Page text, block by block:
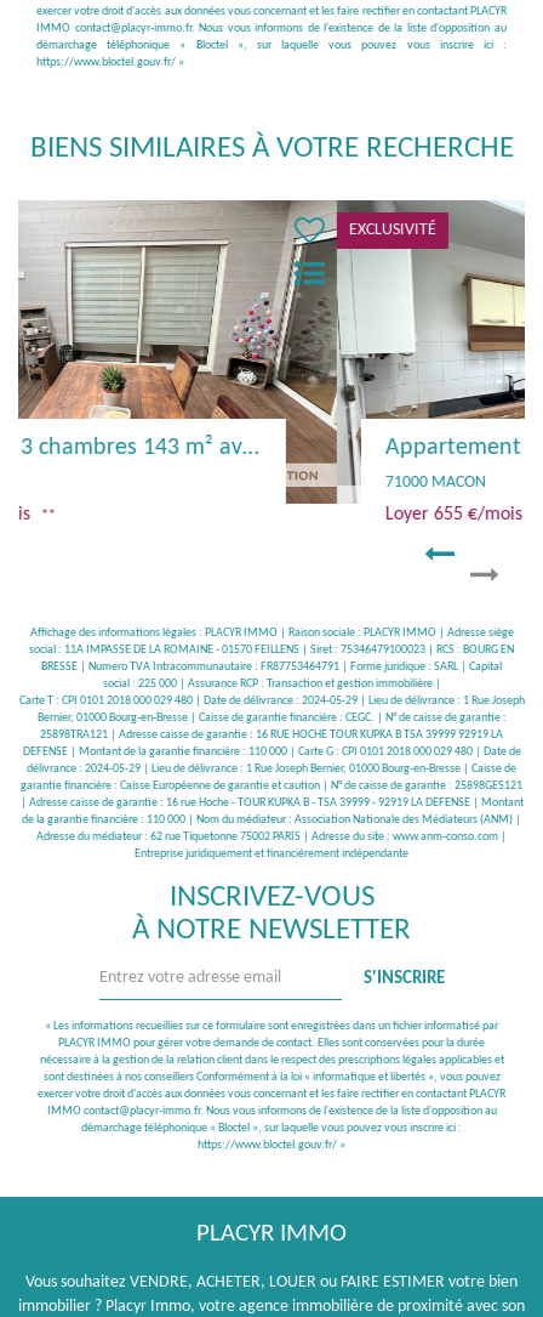
exercer votre droit d'accès aux données vous concernant et les faire rectifier en contactant PLACYR
IMMO contact@placyr-immo.fr. Nous vous informons de l'existence de la liste d'opposition au
démarchage téléphonique « Bloctel », sur laquelle vous pouvez vous inscrire ici :
https://www.bloctel.gouv.fr/ »
BIENS SIMILAIRES À VOTRE RECHERCHE
EXCLUSIVITÉ
Appartement T3
Affichage des informations légales : PLACYR IMMO | Raison sociale : PLACYR IMMO | Adresse siège
social : 11A IMPASSE DE LA ROMAINE - 01570 FEILLENS | Siret : 75346479100023 | RCS : BOURG EN
BRESSE | Numero TVA Intracommunautaire : FR87753464791 | Forme juridique : SARL | Capital
social : 225 000 | Assurance RCP : Transaction et gestion immobilière |
Carte T : CPI 0101 2018 000 029 480 | Date de délivrance : 2024-05-29 | Lieu de délivrance : 1 Rue Joseph
Bernier, 01000 Bourg-en-Bresse | Caisse de garantie financière : CEGC. | N° de caisse de garantie :
25898TRA121 | Adresse caisse de garantie : 16 RUE HOCHE TOUR KUPKA B TSA 39999 92919 LA
DEFENSE | Montant de la garantie financière : 110 000 | Carte G : CPI 0101 2018 000 029 480 | Date de
délivrance : 2024-05-29 | Lieu de délivrance : 1 Rue Joseph Bernier, 01000 Bourg-en-Bresse | Caisse de
garantie financière : Caisse Européenne de garantie et caution | N° de caisse de garantie : 25898GES121
| Adresse caisse de garantie : 16 rue Hoche - TOUR KUPKA B - TSA 39999 - 92919 LA DEFENSE | Montant
de la garantie financière : 110 000 | Nom du médiateur : Association Nationale des Médiateurs (ANM) |
Adresse du médiateur : 62 rue Tiquetonne 75002 PARIS | Adresse du site : www.anm-conso.com
Entreprise juridiquement et financièrement indépendante
INSCRIVEZ-VOUS
À NOTRE NEWSLETTER
S'INSCRIRE
« Les informations recueillies sur ce formulaire sont enregistrées dans un fichier informatisé par
PLACYR IMMO pour gérer votre demande de contact. Elles sont conservées pour la durée
nécessaire à la gestion de la relation client dans le respect des prescriptions légales applicables et
sont destinées à nos conseillers Conformément à la loi « informatique et libertés », vous pouvez
exercer votre droit d'accès aux données vous concernant et les faire rectifier en contactant PLACYR
IMMO contact@placyr-immo.fr. Nous vous informons de l'existence de la liste d'opposition au
démarchage téléphonique « Bloctel », sur laquelle vous pouvez vous inscrire ici :
https://www.bloctel.gouv.fr/ »
PLACYR IMMO
Vous souhaitez VENDRE, ACHETER, LOUER ou FAIRE ESTIMER votre bien
immobilier ? Placyr Immo, votre agence immobilière de proximité avec son